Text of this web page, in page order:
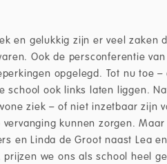
en gelukkig zijn er veel zaken
Ook de persconferentie
opgelegd. Tot nu toe
school ook links laten liggen.
ziek – of niet inzetbaar zijn
kunnen zorgen.
en Linda de Groot naast Lea
we ons als school heel